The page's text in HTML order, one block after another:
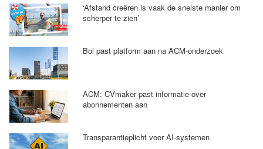
‘Afstand creëren is vaak de snelste manier om
scherper te zien’
Bol past platform aan na ACM-onderzoek
ACM: CVmaker past informatie over
abonnementen aan
Transparantieplicht voor AI-systemen